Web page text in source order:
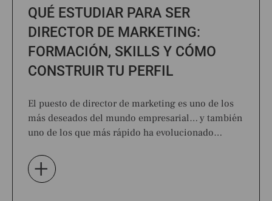
QUÉ ESTUDIAR PARA SER
DIRECTOR DE MARKETING:
FORMACIÓN, SKILLS Y CÓMO
CONSTRUIR TU PERFIL
El puesto de director de marketing es uno de los
más deseados del mundo empresarial… y también
uno de los que más rápido ha evolucionado…
+